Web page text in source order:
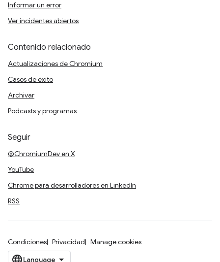
Informar un error
Ver incidentes abiertos
Contenido relacionado
Actualizaciones de Chromium
Casos de éxito
Archivar
Podcasts y programas
Seguir
@ChromiumDev en X
YouTube
Chrome para desarrolladores en LinkedIn
RSS
Condiciones Privacidad Manage cookies